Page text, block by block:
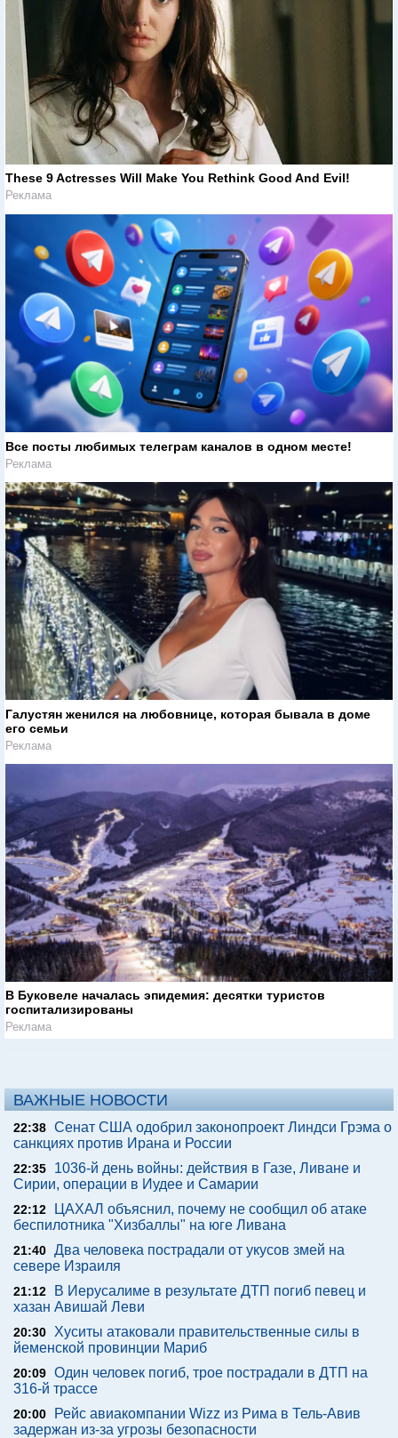
These 9 Actresses Will Make You Rethink Good And Evil!
Реклама
Все посты любимых телеграм каналов в одном месте!
Реклама
Галустян женился на любовнице, которая бывала в доме
его семьи
Реклама
В Буковеле началась эпидемия: десятки туристов
госпитализированы
Реклама
ВАЖНЫЕ НОВОСТИ
22:38 Сенат США одобрил законопроект Линдси Грэма о
санкциях против Ирана и России
22:35
1036-й день войны: действия в Газе, Ливане и
Сирии, операции в Иудее и Самарии
22:12
ЦАХАЛ объяснил, почему не сообщил об атаке
беспилотника "Хизбаллы" на юге Ливана
21:40 Два человека пострадали от укусов змей на
севере Израиля
21:12
В Иерусалиме в результате ДТП погиб певец и
хазан Авишай Леви
20:30 Хуситы атаковали правительственные силы в
йеменской провинции Мариб
20:09 Один человек погиб, трое пострадали в ДТП на
316-й трассе
20:00
Рейс авиакомпании Wizz из Рима в Тель-Авив
задержан из-за угрозы безопасности